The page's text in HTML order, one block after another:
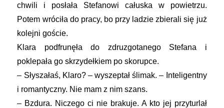
chwili i posłała Stefanowi całuska w powietrzu.
Potem wróciła do pracy, bo przy ladzie zbierali się już
kolejni goście.
Klara podfrunęła do zdruzgotanego Stefana i
poklepała go skrzydełkiem po skorupce.
– Słyszałaś, Klaro? – wyszeptał ślimak. – Inteligentny
i romantyczny. Nie mam z nim szans.
– Bzdura. Niczego ci nie brakuje. A kto jej przyturlał